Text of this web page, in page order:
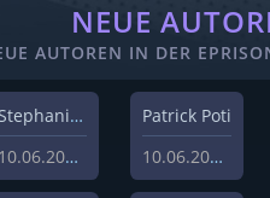
NEUE
AUTOREN IN DER
Stephanie Schlottag
10.06.2026
Patrick Poti
10.06.2026